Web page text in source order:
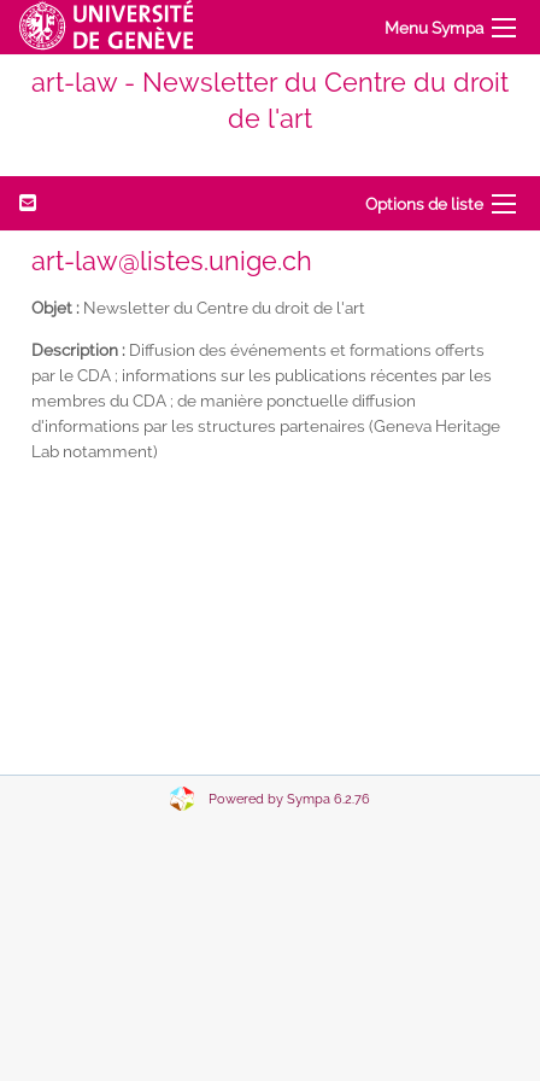
Menu Sympa
art-law - Newsletter du Centre du droit
de l'art
Options de liste
art-law@listes.unige.ch
Objet : Newsletter du Centre du droit de l'art
Description : Diffusion des événements et formations offerts
par le CDA ; informations sur les publications récentes par les
membres du CDA ; de manière ponctuelle diffusion
d'informations par les structures partenaires (Geneva Heritage
Lab notamment)
Powered by Sympa 6.2.76